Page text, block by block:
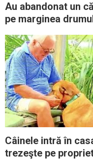
Au abandonat un
pe marginea
Câinele intră în
trezeşte pe